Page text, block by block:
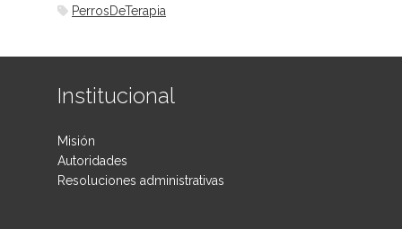
PerrosDeTerapia
Institucional
Misión
Autoridades
Resoluciones administrativas